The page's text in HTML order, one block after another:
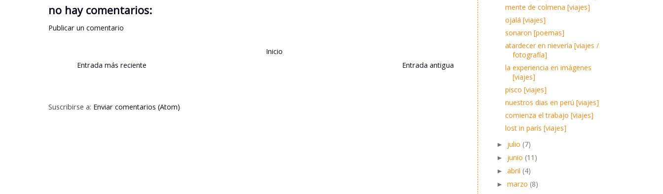
no hay comentarios:
Publicar un comentario
Entrada más reciente Entrada antigua
Inicio
Suscribirse a: Enviar comentarios (Atom)
mente de colmena [viajes]
ojalá [viajes]
sonaron [poemas]
atardecer en nievería [viajes /
fotografía]
la experiencia en imágenes
[viajes]
pisco [viajes]
nuestros dias en perú [viajes]
comienza el trabajo [viajes]
lost in parís [viajes]
► julio (7)
► junio (11)
► abril (4)
► marzo (8)